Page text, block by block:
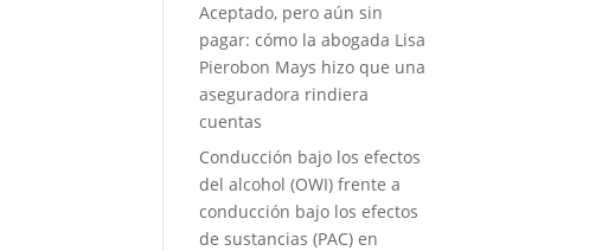
Aceptado, pero aún sin
pagar: cómo la abogada Lisa
Pierobon Mays hizo que una
aseguradora rindiera
cuentas
Conducción bajo los efectos
del alcohol (OWI) frente a
conducción bajo los efectos
de sustancias (PAC) en